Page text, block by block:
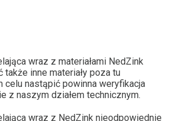
wraz z materiałami NedZink
inne materiały poza tu
celu nastąpić powinna weryfikacja
z naszym działem technicznym.
wraz z NedZink nieodpowiednie